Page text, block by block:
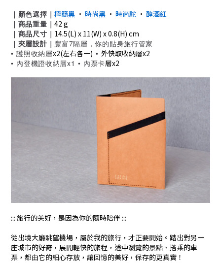
｜顏色選擇｜極簡黑 •時尚黑 •時尚駝 •醇酒紅
｜商品重量｜42 g
｜商品尺寸｜ 14.5(L) x 11(W) x 0.8(H) cm
｜夾層設計｜ 豐富7隔層，你的貼身旅行管家
• 護照收納層x2(左右各一) • 外快取收納層x2
• 內登機證收納層x1 • 內票卡層x2
::: 旅行的美好，是因為你的隨時陪伴 :::
從出境大廳眺望機場，屬於我的旅行，才正要開始。踏出對另一
座城市的好奇，展開輕快的旅程，途中瀏覽的景點、搭乘的車
票，都由它的細心存放，讓回憶的美好，保存的更真實！